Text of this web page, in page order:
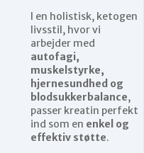
I en holistisk, ketogen
livsstil, hvor vi
arbejder med
autofagi,
muskelstyrke,
hjernesundhed og
blodsukkerbalance,
passer kreatin perfekt
ind som en enkel og
effektiv støtte.